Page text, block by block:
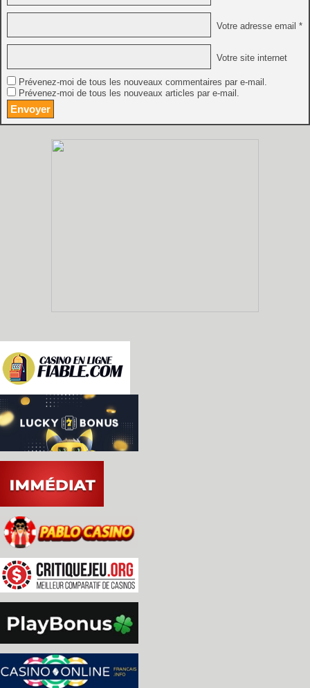
Votre adresse email *
Votre site internet
Prévenez-moi de tous les nouveaux commentaires par e-mail.
Prévenez-moi de tous les nouveaux articles par e-mail.